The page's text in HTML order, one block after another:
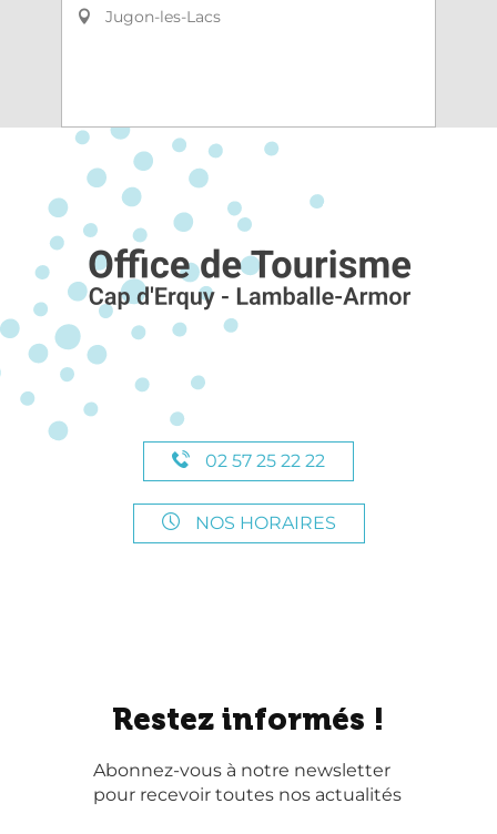
Jugon-les-Lacs
02 57 25 22 22
NOS HORAIRES
Restez informés !
Abonnez-vous à notre newsletter
pour recevoir toutes nos actualités